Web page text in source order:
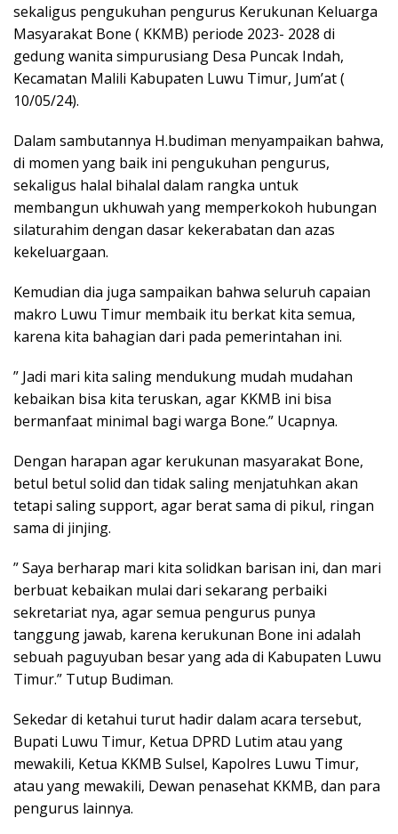
sekaligus pengukuhan pengurus Kerukunan Keluarga
Masyarakat Bone ( KKMB) periode 2023- 2028 di
gedung wanita simpurusiang Desa Puncak Indah,
Kecamatan Malili Kabupaten Luwu Timur, Jum’at (
10/05/24).
Dalam sambutannya H.budiman menyampaikan bahwa,
di momen yang baik ini pengukuhan pengurus,
sekaligus halal bihalal dalam rangka untuk
membangun ukhuwah yang memperkokoh hubungan
silaturahim dengan dasar kekerabatan dan azas
kekeluargaan.
Kemudian dia juga sampaikan bahwa seluruh capaian
makro Luwu Timur membaik itu berkat kita semua,
karena kita bahagian dari pada pemerintahan ini.
” Jadi mari kita saling mendukung mudah mudahan
kebaikan bisa kita teruskan, agar KKMB ini bisa
bermanfaat minimal bagi warga Bone.” Ucapnya.
Dengan harapan agar kerukunan masyarakat Bone,
betul betul solid dan tidak saling menjatuhkan akan
tetapi saling support, agar berat sama di pikul, ringan
sama di jinjing.
” Saya berharap mari kita solidkan barisan ini, dan mari
berbuat kebaikan mulai dari sekarang perbaiki
sekretariat nya, agar semua pengurus punya
tanggung jawab, karena kerukunan Bone ini adalah
sebuah paguyuban besar yang ada di Kabupaten Luwu
Timur.” Tutup Budiman.
Sekedar di ketahui turut hadir dalam acara tersebut,
Bupati Luwu Timur, Ketua DPRD Lutim atau yang
mewakili, Ketua KKMB Sulsel, Kapolres Luwu Timur,
atau yang mewakili, Dewan penasehat KKMB, dan para
pengurus lainnya.